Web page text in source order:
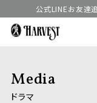
公式LINEお友達
Media
ドラマ